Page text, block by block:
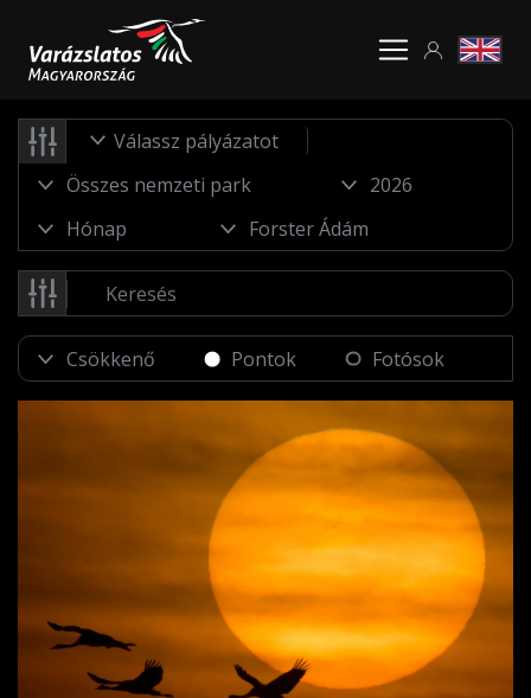
Válassz pályázatot
Pontok Fotósok